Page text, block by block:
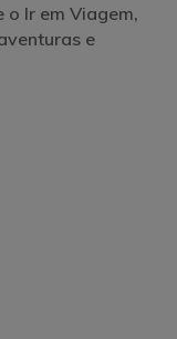
o Ir em Viagem,
e